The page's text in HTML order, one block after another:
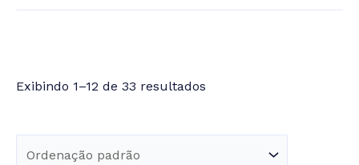
r
u
t
Exibindo 1–12 de 33 resultados